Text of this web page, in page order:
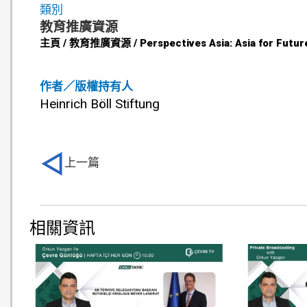
作者／版權持有人
Heinrich Böll Stiftung
類別
教育推廣資源
主頁 / 教育推廣資源 / Perspectives Asia: Asia for
相關資訊
上一篇